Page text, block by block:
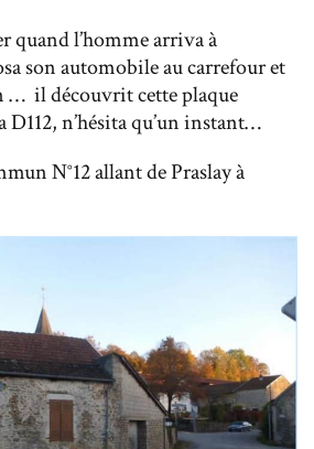
quand l’homme arriva à
son automobile au carrefour et
… il découvrit cette plaque
n’hésita qu’un instant…
N°12 allant de Praslay à